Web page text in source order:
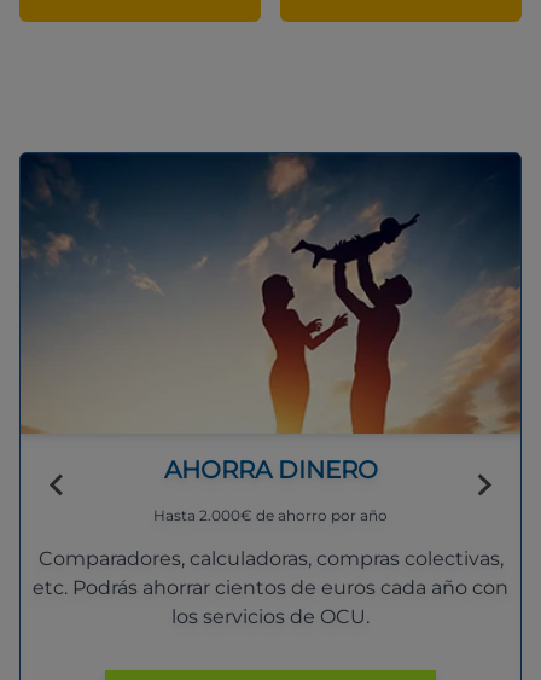
AHORRA DINERO
Hasta 2.000€ de ahorro por año
Comparadores, calculadoras, compras colectivas,
etc. Podrás ahorrar cientos de euros cada año con
los servicios de OCU.